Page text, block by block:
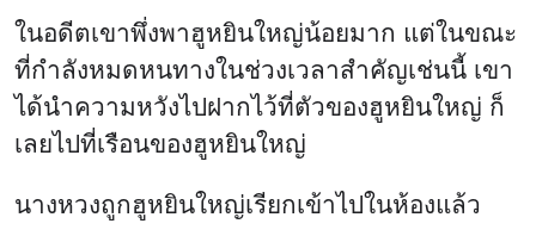
ในอดีตเขาพึ่งพาฮูหยินใหญ่น้อยมาก แต่ในขณะ
ที่กำลังหมดหนทางในช่วงเวลาสำคัญเช่นนี้ เขา
ได้นำความหวังไปฝากไว้ที่ตัวของฮูหยินใหญ่ ก็
เลยไปที่เรือนของฮูหยินใหญ่
นางหวงถูกฮูหยินใหญ่เรียกเข้าไปในห้องแล้ว